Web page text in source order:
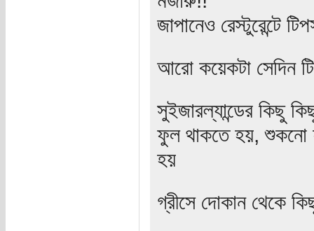
জাপানেও রেস্টুরেন্টে
আরো কয়েকটা সেদিন
সুইজারল্যান্ডের কিছু
ফুল থাকতে হয়, শুকনো
হয়
গ্রীসে দোকান থেকে